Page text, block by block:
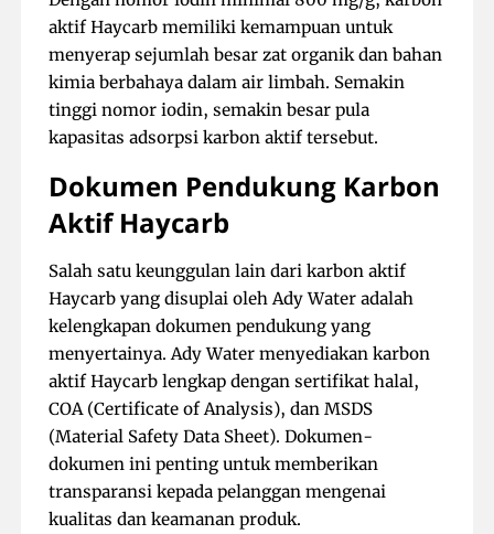
aktif Haycarb memiliki kemampuan untuk
menyerap sejumlah besar zat organik dan bahan
kimia berbahaya dalam air limbah. Semakin
tinggi nomor iodin, semakin besar pula
kapasitas adsorpsi karbon aktif tersebut.
Dokumen Pendukung Karbon
Aktif Haycarb
Salah satu keunggulan lain dari karbon aktif
Haycarb yang disuplai oleh Ady Water adalah
kelengkapan dokumen pendukung yang
menyertainya. Ady Water menyediakan karbon
aktif Haycarb lengkap dengan sertifikat halal,
COA (Certificate of Analysis), dan MSDS
(Material Safety Data Sheet). Dokumen-
dokumen ini penting untuk memberikan
transparansi kepada pelanggan mengenai
kualitas dan keamanan produk.